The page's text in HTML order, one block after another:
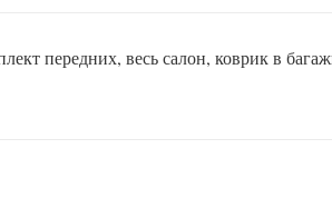
передних, весь салон, коврик в